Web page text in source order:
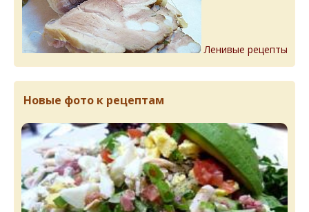
Ленивые рецепты
Новые фото к рецептам